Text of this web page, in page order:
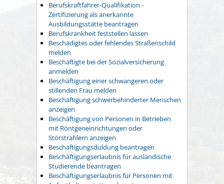
Berufskraftfahrer-Qualifikation -
Zertifizierung als anerkannte
Ausbildungsstätte beantragen
Berufskrankheit feststellen lassen
Beschädigtes oder fehlendes Straßenschild
melden
Beschäftigte bei der Sozialversicherung
anmelden
Beschäftigung einer schwangeren oder
stillenden Frau melden
Beschäftigung schwerbehinderter Menschen
anzeigen
Beschäftigung von Personen in Betrieben
mit Röntgeneinrichtungen oder
Störstrahlern anzeigen
Beschäftigungsduldung beantragen
Beschäftigungserlaubnis für ausländische
Studierende beantragen
Beschäftigungserlaubnis für Personen mit